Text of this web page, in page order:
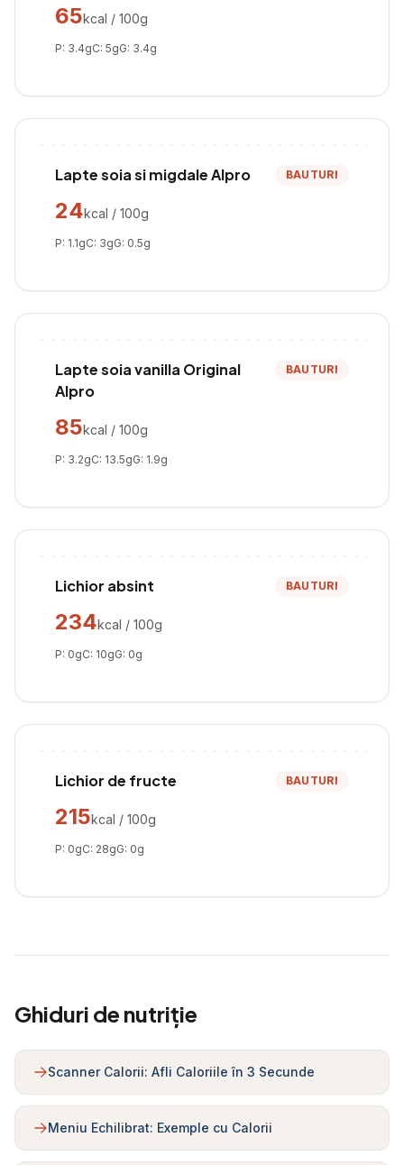
65kcal / 100g
P: 3.4gC: 5gG: 3.4g
Lapte soia si migdale Alpro BAUTURI
24kcal / 100g
P: 1.1gC: 3gG: 0.5g
Lapte soia vanilla Original
Alpro
BAUTURI
85kcal / 100g
P: 3.2gC: 13.5gG: 1.9g
Lichior absint BAUTURI
234kcal / 100g
P: 0gC: 10gG: 0g
Lichior de fructe BAUTURI
215kcal / 100g
P: 0gC: 28gG: 0g
Ghiduri de nutriție
Scanner Calorii: Afli Caloriile în 3 Secunde
Meniu Echilibrat: Exemple cu Calorii